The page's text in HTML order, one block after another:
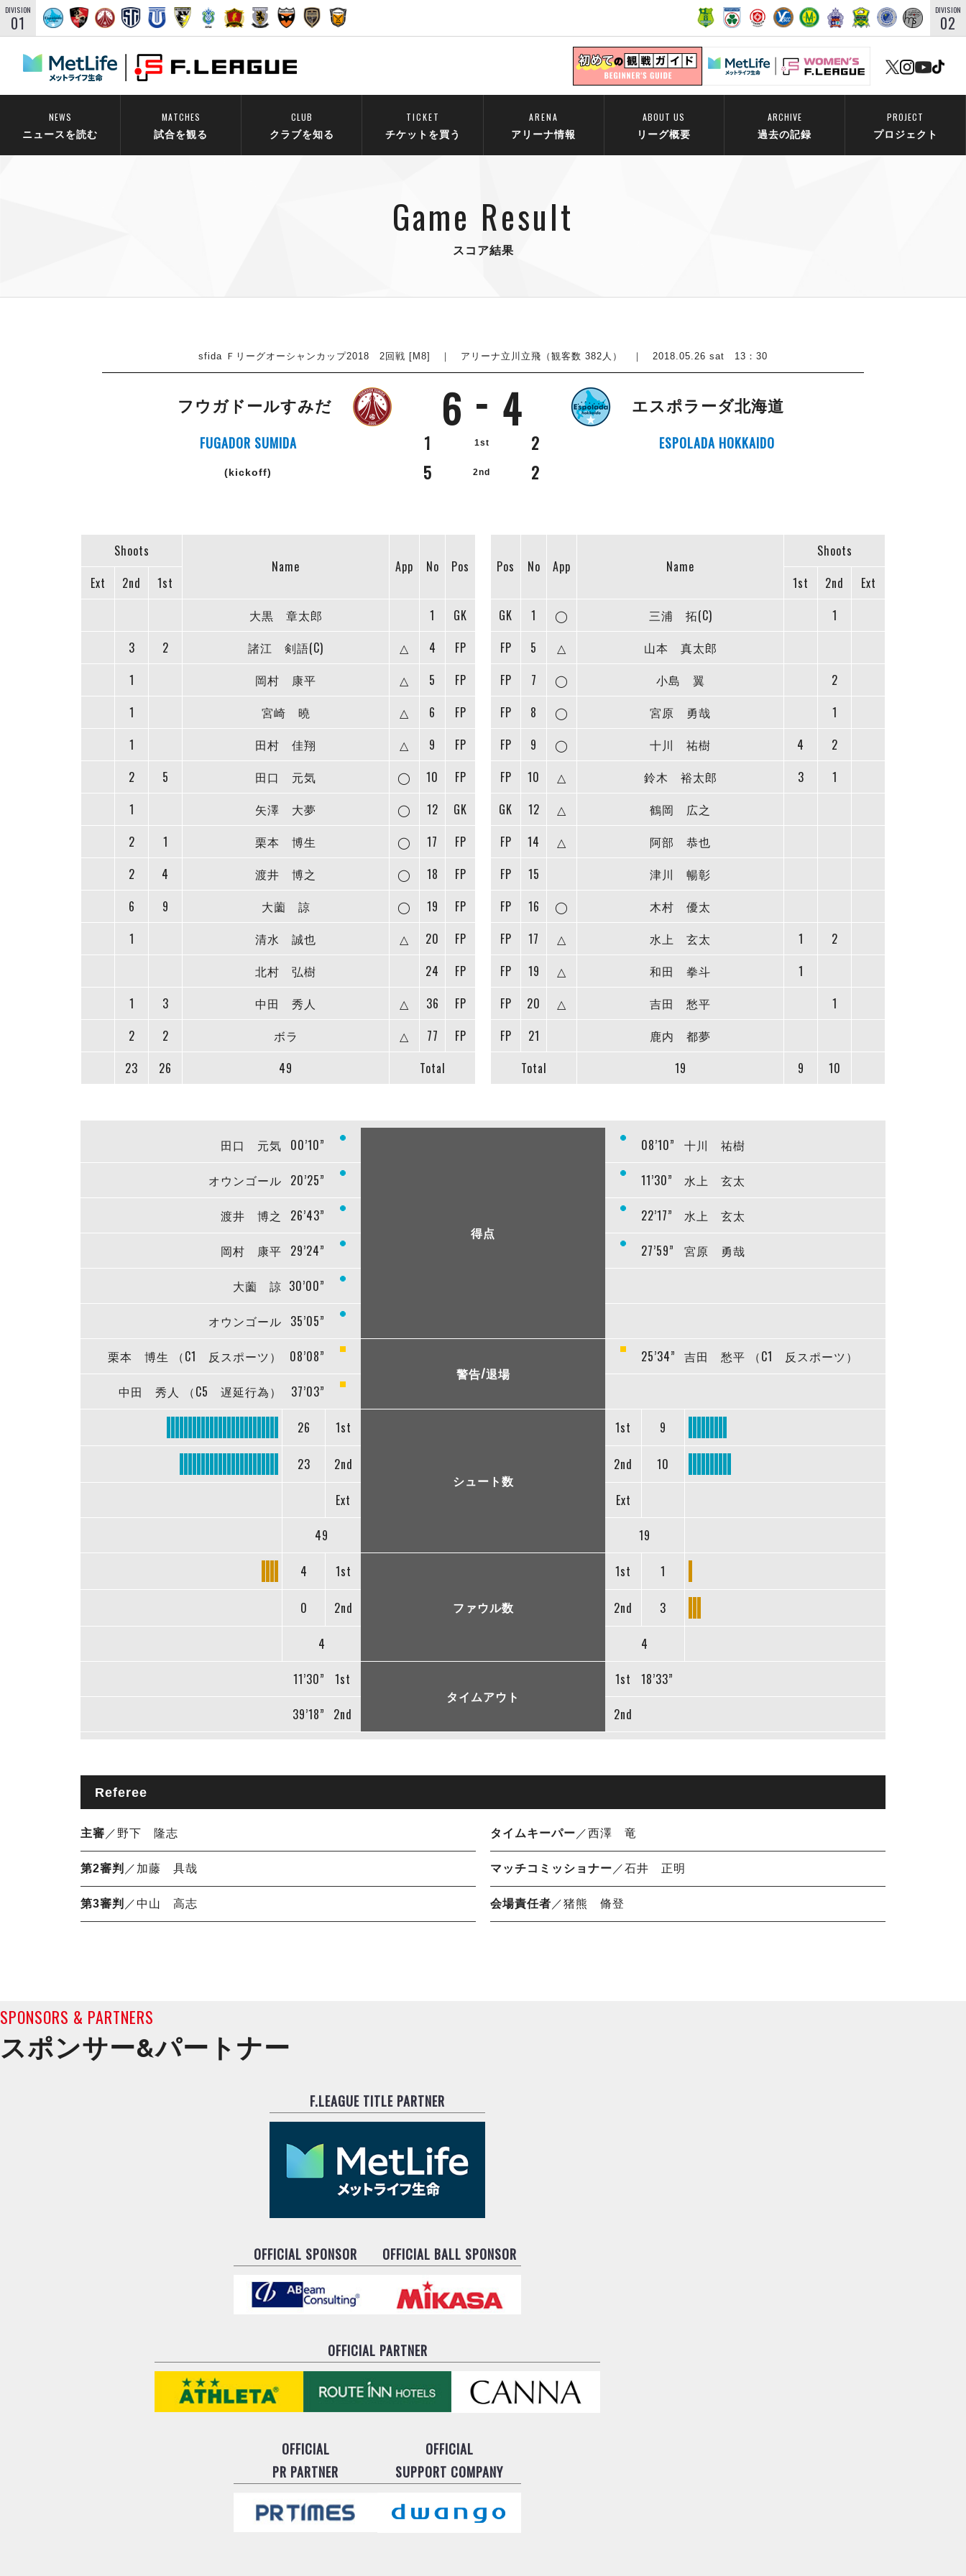
DIVISION
01
DIVISION
02
NEWS
ニュースを読む
MATCHES
試合を観る
CLUB
クラブを知る
TICKET
チケットを買う
ARENA
アリーナ情報
ABOUT US
リーグ概要
ARCHIVE
過去の記録
PROJECT
プロジェクト
Game Result
スコア結果
sfida Ｆリーグオーシャンカップ2018 2回戦 [M8] ｜ アリーナ立川立飛（観客数 382人） ｜ 2018.05.26 sat 13：30
フウガドールすみだ 6 4 エスポラーダ北海道
FUGADOR SUMIDA 1 1st 2 ESPOLADA HOKKAIDO
(kickoff) 5 2nd 2
Shoots
Name
App No
Pos
Ext
2nd
1st
大黒 章太郎
1
GK
3
2 諸江 剣語(C) △ 4
FP
1
岡村 康平 △ 5
FP
1
宮崎 曉 △ 6
FP
1
田村 佳翔 △ 9
FP
2
5 田口 元気 ◯ 10
FP
1
矢澤 大夢 ◯ 12
GK
2
1 栗本 博生 ◯ 17
FP
2
4 渡井 博之 ◯ 18
FP
6
9 大薗 諒 ◯ 19
FP
1
清水 誠也 △ 20
FP
北村 弘樹
24
FP
1
3 中田 秀人 △ 36
FP
2
2 ボラ △ 77
FP
23
26 49 Total
Pos No App Name
Shoots
1st
2nd
Ext
GK
1 ◯ 三浦 拓(C)
1
FP
5 △
山本 真太郎
FP
7 ◯ 小島 翼
2
FP
8 ◯ 宮原 勇哉
1
FP
9 ◯ 十川 祐樹 4
2
FP
10 △ 鈴木 裕太郎 3
1
GK
12 △
鶴岡 広之
FP
14 △
阿部 恭也
FP
15
津川 暢彰
FP
16 ◯
木村 優太
FP
17 △ 水上 玄太 1
2
FP
19 △ 和田 拳斗
1
FP
20 △ 吉田 愁平
1
FP
21
鹿内 都夢
Total
19 9 10
田口 元気 00’10”
得点
08’10” 十川 祐樹
オウンゴール 20’25” 11’30” 水上 玄太
渡井 博之 26’43” 22’17” 水上 玄太
岡村 康平 29’24” 27’59” 宮原 勇哉
大薗 諒 30’00”
オウンゴール 35’05”
栗本 博生 （C1 反スポーツ）
08’08”
警告/退場
25’34” 吉田 愁平 （C1 反スポーツ）
中田 秀人 （C5 遅延行為） 37’03”
26 1st
シュート数
1st 9
23 2nd 2nd 10
Ext Ext
49 19
4 1st
ファウル数
1st 1
0 2nd 2nd 3
4 4
11’30”
1st
タイムアウト
1st 18’33”
39’18” 2nd 2nd
Referee
主審 ／野下 隆志
第2審判 ／加藤 具哉
第3審判 ／中山 高志
タイムキーパー ／西澤 竜
マッチコミッショナー ／石井 正明
会場責任者 ／猪熊 脩登
SPONSORS & PARTNERS
スポンサー&パートナー
F.LEAGUE TITLE PARTNER
OFFICIAL SPONSOR OFFICIAL BALL SPONSOR
OFFICIAL PARTNER
OFFICIAL
PR PARTNER
OFFICIAL
SUPPORT COMPANY